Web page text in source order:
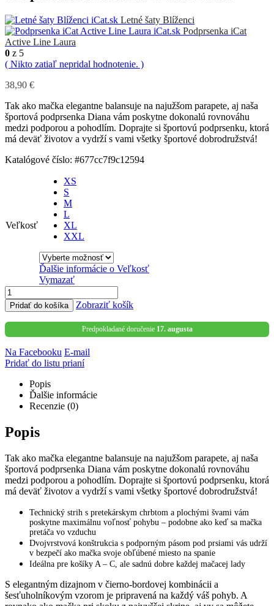
Letné šaty Blíženci
Podprsenka iCat
Active Line Laura
0 z 5
( Nikto zatiaľ nepridal hodnotenie. )
38,90 €
Tak ako mačka elegantne balansuje na najužšom parapete, aj naša
športová podprsenka Diana vám poskytne dokonalú rovnováhu
medzi podporou a pohodlím. Doprajte si športovú podprsenku, ktorá
má deväť životov a vydrží s vami všetky športové dobrodružstvá!
Katalógové číslo: #677cc7f9c12594
Veľkosť
XS
S
M
L
XL
XXL
Ďalšie informácie o Veľkosť
Vymazať
Pridať do košíka Zobraziť košík
Predpokladané doručenie 17. augusta
Na Facebooku E-mail
Pridať do listu prianí
Popis
Ďalšie informácie
Recenzie (0)
Popis
Tak ako mačka elegantne balansuje na najužšom parapete, aj naša
športová podprsenka Diana vám poskytne dokonalú rovnováhu
medzi podporou a pohodlím. Doprajte si športovú podprsenku, ktorá
má deväť životov a vydrží s vami všetky športové dobrodružstvá!
Technický strih s pretekárskym chrbtom a plochými švami vám
poskytne maximálnu voľnosť pohybu – podobne ako keď sa mačka
pretáča vo vzduchu
Dvojvrstvová konštrukcia s podporným pásom pod prsiami vás udrží
v bezpečí ako mačka svoje obľúbené miesto na spanie
Ideálna pre košíky A – C, ale sadnú dobre každej mačacej lady
S elegantným dizajnom v čierno-bordovej kombinácii a
šesťuholníkovým vzorom je pripravená na každý váš pohyb. A